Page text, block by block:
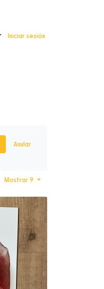
Iniciar sesión
Anular
Mostrar 9